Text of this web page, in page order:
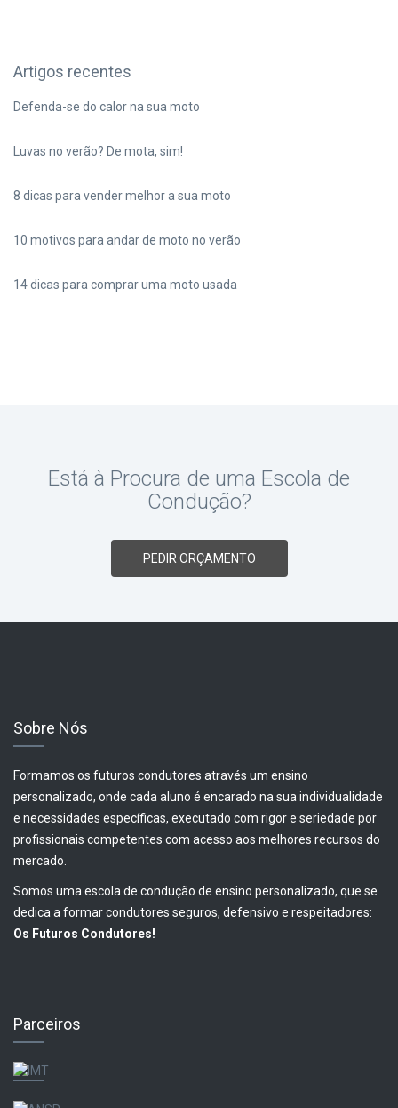
Artigos recentes
Defenda-se do calor na sua moto
Luvas no verão? De mota, sim!
8 dicas para vender melhor a sua moto
10 motivos para andar de moto no verão
14 dicas para comprar uma moto usada
Está à Procura de uma Escola de
Condução?
PEDIR ORÇAMENTO
Sobre Nós
Formamos os futuros condutores através um ensino
personalizado, onde cada aluno é encarado na sua individualidade
e necessidades específicas, executado com rigor e seriedade por
profissionais competentes com acesso aos melhores recursos do
mercado.
Somos uma escola de condução de ensino personalizado, que se
dedica a formar condutores seguros, defensivo e respeitadores:
Os Futuros Condutores!
Parceiros